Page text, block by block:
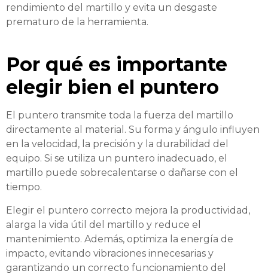
rendimiento del martillo y evita un desgaste
prematuro de la herramienta.
Por qué es importante
elegir bien el puntero
El puntero transmite toda la fuerza del martillo
directamente al material. Su forma y ángulo influyen
en la velocidad, la precisión y la durabilidad del
equipo. Si se utiliza un puntero inadecuado, el
martillo puede sobrecalentarse o dañarse con el
tiempo.
Elegir el puntero correcto mejora la productividad,
alarga la vida útil del martillo y reduce el
mantenimiento. Además, optimiza la energía de
impacto, evitando vibraciones innecesarias y
garantizando un correcto funcionamiento del